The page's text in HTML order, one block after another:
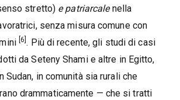
stretto) e patriarcalenella
senza misura comune con
[6] . Più di recente, gli studi di casi
da Seteny Shami e altre in Egitto,
Sudan, in comunità sia rurali che
drammaticamente — che si tratti